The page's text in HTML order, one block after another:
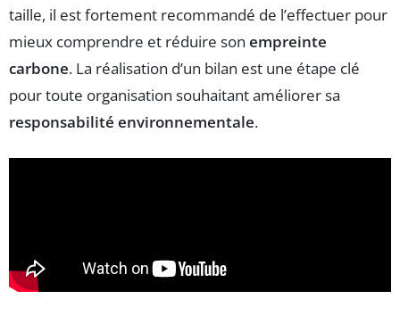
taille, il est fortement recommandé de l’effectuer pour
mieux comprendre et réduire son empreinte
carbone. La réalisation d’un bilan est une étape clé
pour toute organisation souhaitant améliorer sa
responsabilité environnementale.